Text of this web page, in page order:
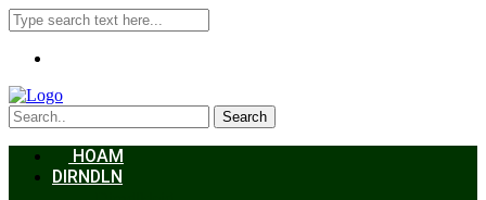
Search
HOAM
DIRNDLN